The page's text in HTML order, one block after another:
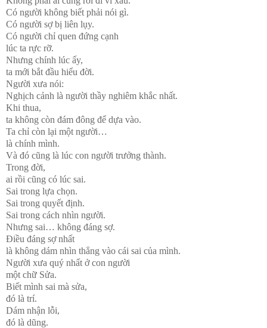
Có người không biết phải nói gì.
Có người sợ bị liên lụy.
Có người chỉ quen đứng cạnh
lúc ta rực rỡ.
Nhưng chính lúc ấy,
ta mới bắt đầu hiểu đời.
Người xưa nói:
Nghịch cảnh là người thầy nghiêm khắc nhất.
Khi thua,
ta không còn đám đông để dựa vào.
Ta chỉ còn lại một người…
là chính mình.
Và đó cũng là lúc con người trưởng thành.
Trong đời,
ai rồi cũng có lúc sai.
Sai trong lựa chọn.
Sai trong quyết định.
Sai trong cách nhìn người.
Nhưng sai… không đáng sợ.
Điều đáng sợ nhất
là không dám nhìn thẳng vào cái sai của mình.
Người xưa quý nhất ở con người
một chữ Sửa.
Biết mình sai mà sửa,
đó là trí.
Dám nhận lỗi,
đó là dũng.